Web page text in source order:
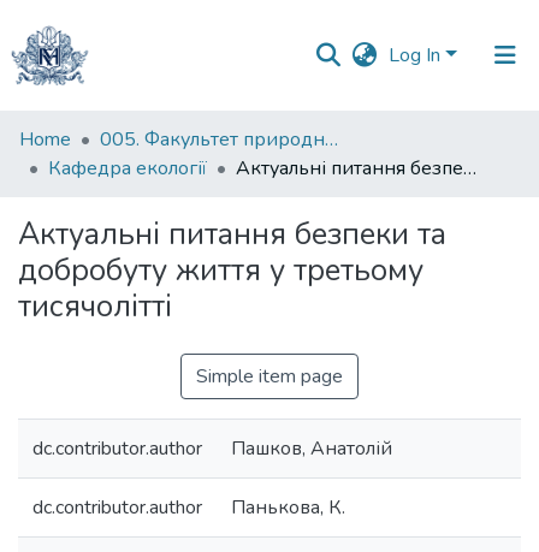
Log In
Communities
&
All of DSpace
Statistics
Home
005. Факультет природничих наук
Кафедра екології
Актуальні питання безпеки та добробуту життя у третьому тисячолітті
Актуальні питання безпеки та
добробуту життя у третьому
тисячолітті
Simple item page
dc.contributor.author Пашков, Анатолій
dc.contributor.author Панькова, К.